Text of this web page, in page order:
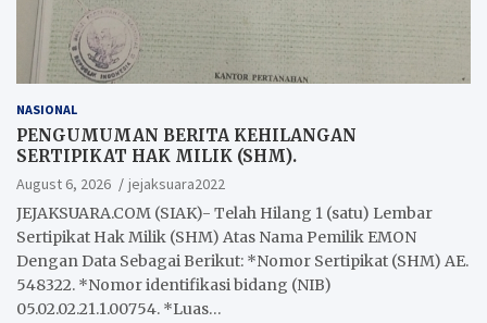
NASIONAL
PENGUMUMAN BERITA KEHILANGAN
SERTIPIKAT HAK MILIK (SHM).
August 6, 2026
jejaksuara2022
JEJAKSUARA.COM (SIAK)- Telah Hilang 1 (satu) Lembar
Sertipikat Hak Milik (SHM) Atas Nama Pemilik EMON
Dengan Data Sebagai Berikut: *Nomor Sertipikat (SHM) AE.
548322. *Nomor identifikasi bidang (NIB)
05.02.02.21.1.00754. *Luas…